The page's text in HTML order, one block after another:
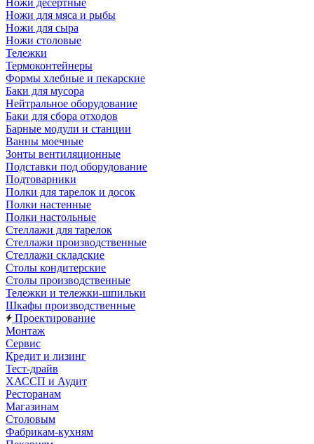
Ножи десертные
Ножи для мяса и рыбы
Ножи для сыра
Ножи столовые
Тележки
Термоконтейнеры
Формы хлебные и пекарские
Баки для мусора
Нейтральное оборудование
Баки для сбора отходов
Барные модули и станции
Ванны моечные
Зонты вентиляционные
Подставки под оборудование
Подтоварники
Полки для тарелок и досок
Полки настенные
Полки настольные
Стеллажи для тарелок
Стеллажи производственные
Стеллажи складские
Столы кондитерские
Столы производственные
Тележки и тележки-шпильки
Шкафы производственные
Проектирование
Монтаж
Сервис
Кредит и лизинг
Тест-драйв
ХАССП и Аудит
Ресторанам
Магазинам
Столовым
Фабрикам-кухням